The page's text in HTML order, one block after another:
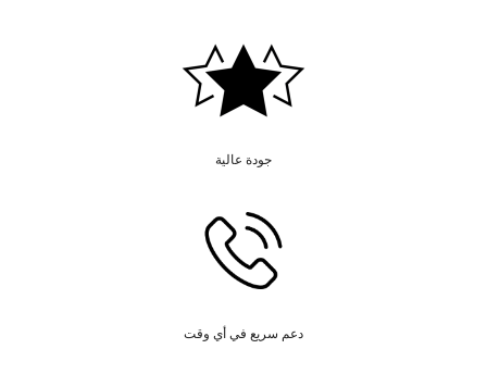
جودة عالية
دعم سريع في أي وقت